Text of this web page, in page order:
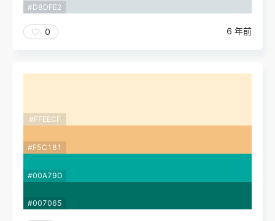
#D8DFE2
0 6 年前
#FFEECF
#F5C181
#00A79D
#007065